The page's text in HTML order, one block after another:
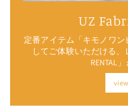
UZ
定番アイテム「キモノワ
してご体験いただける
RENTAL